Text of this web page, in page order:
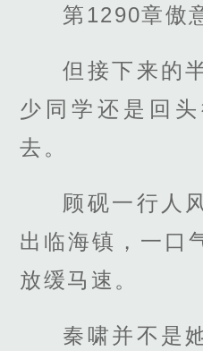
第1290章傲
但接下来的
少同学还是回
去。
顾砚一行人
出临海镇，一口
放缓马速。
秦啸并不是